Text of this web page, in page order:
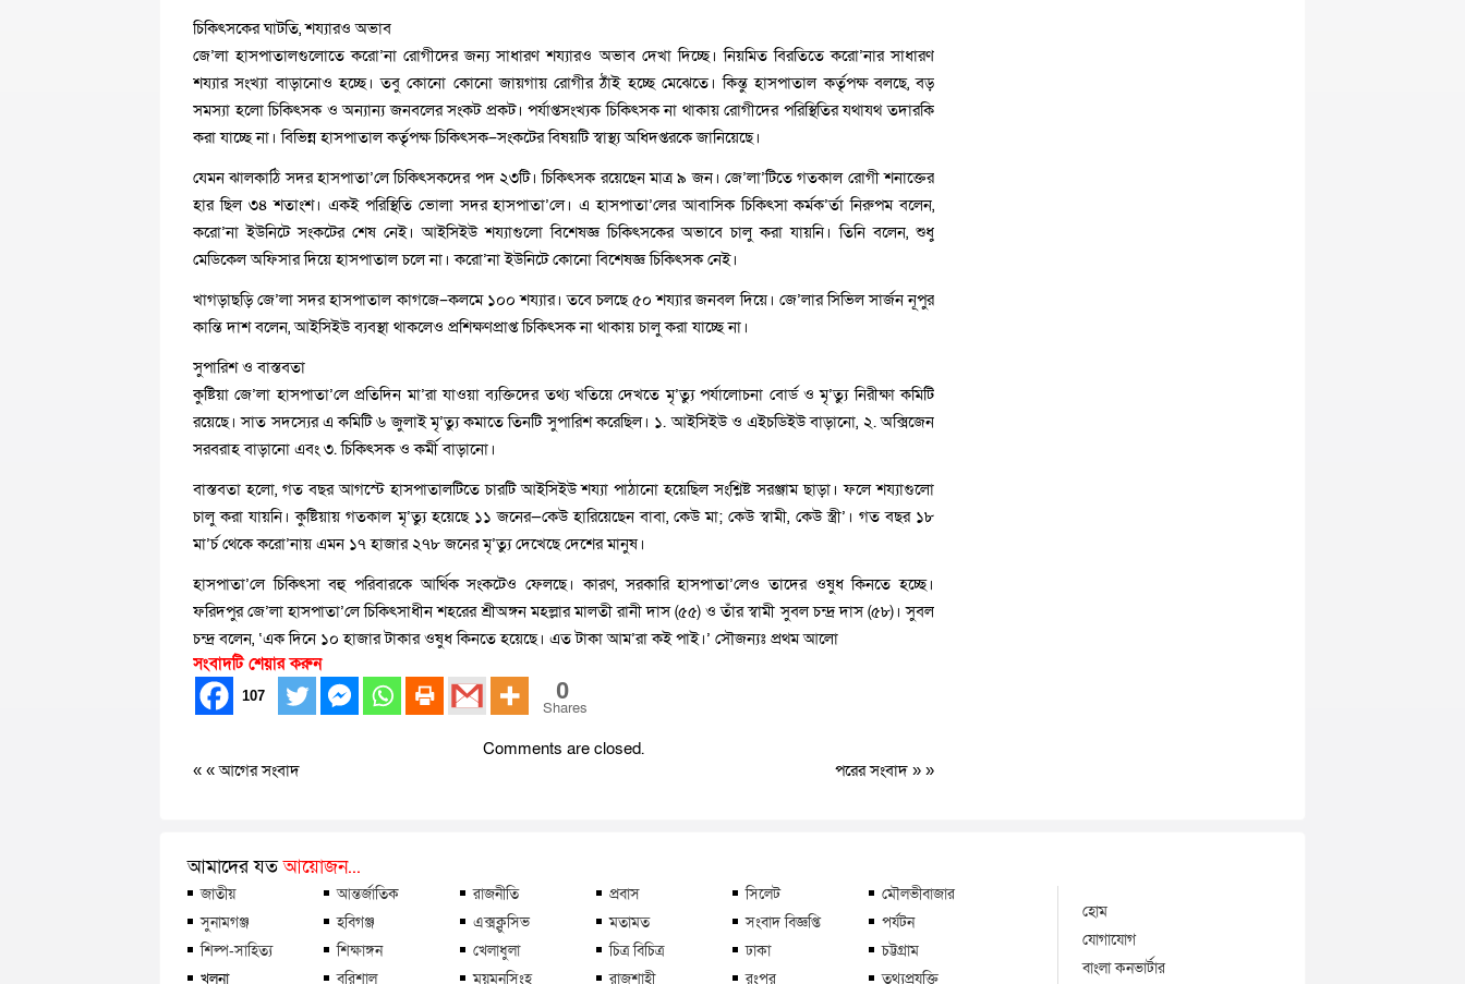
চিকিৎসকের ঘাটতি, শয্যারও অভাব
জে’লা হাসপাতালগুলোতে করো’না রোগীদের জন্য সাধারণ শয্যারও অভাব দেখা দিচ্ছে। নিয়মিত বিরতিতে করো’নার সাধারণ
শয্যার সংখ্যা বাড়ানোও হচ্ছে। তবু কোনো কোনো জায়গায় রোগীর ঠাঁই হচ্ছে মেঝেতে। কিন্তু হাসপাতাল কর্তৃপক্ষ বলছে, বড়
সমস্যা হলো চিকিৎসক ও অন্যান্য জনবলের সংকট প্রকট। পর্যাপ্তসংখ্যক চিকিৎসক না থাকায় রোগীদের পরিস্থিতির যথাযথ তদারকি
করা যাচ্ছে না। বিভিন্ন হাসপাতাল কর্তৃপক্ষ চিকিৎসক–সংকটের বিষয়টি স্বাস্থ্য অধিদপ্তরকে জানিয়েছে।
যেমন ঝালকাঠি সদর হাসপাতা’লে চিকিৎসকদের পদ ২৩টি। চিকিৎসক রয়েছেন মাত্র ৯ জন। জে’লা’টিতে গতকাল রোগী শনাক্তের
হার ছিল ৩৪ শতাংশ। একই পরিস্থিতি ভোলা সদর হাসপাতা’লে। এ হাসপাতা’লের আবাসিক চিকিৎসা কর্মক’র্তা নিরুপম বলেন,
করো’না ইউনিটে সংকটের শেষ নেই। আইসিইউ শয্যাগুলো বিশেষজ্ঞ চিকিৎসকের অভাবে চালু করা যায়নি। তিনি বলেন, শুধু
মেডিকেল অফিসার দিয়ে হাসপাতাল চলে না। করো’না ইউনিটে কোনো বিশেষজ্ঞ চিকিৎসক নেই।
খাগড়াছড়ি জে’লা সদর হাসপাতাল কাগজে–কলমে ১০০ শয্যার। তবে চলছে ৫০ শয্যার জনবল দিয়ে। জে’লার সিভিল সার্জন নূপুর
কান্তি দাশ বলেন, আইসিইউ ব্যবস্থা থাকলেও প্রশিক্ষণপ্রাপ্ত চিকিৎসক না থাকায় চালু করা যাচ্ছে না।
সুপারিশ ও বাস্তবতা
কুষ্টিয়া জে’লা হাসপাতা’লে প্রতিদিন মা’রা যাওয়া ব্যক্তিদের তথ্য খতিয়ে দেখতে মৃ’ত্যু পর্যালোচনা বোর্ড ও মৃ’ত্যু নিরীক্ষা কমিটি
রয়েছে। সাত সদস্যের এ কমিটি ৬ জুলাই মৃ’ত্যু কমাতে তিনটি সুপারিশ করেছিল। ১. আইসিইউ ও এইচডিইউ বাড়ানো, ২. অক্সিজেন
সরবরাহ বাড়ানো এবং ৩. চিকিৎসক ও কর্মী বাড়ানো।
বাস্তবতা হলো, গত বছর আগস্টে হাসপাতালটিতে চারটি আইসিইউ শয্যা পাঠানো হয়েছিল সংশ্লিষ্ট সরঞ্জাম ছাড়া। ফলে শয্যাগুলো
চালু করা যায়নি। কুষ্টিয়ায় গতকাল মৃ’ত্যু হয়েছে ১১ জনের—কেউ হারিয়েছেন বাবা, কেউ মা; কেউ স্বামী, কেউ স্ত্রী’। গত বছর ১৮
মা’র্চ থেকে করো’নায় এমন ১৭ হাজার ২৭৮ জনের মৃ’ত্যু দেখেছে দেশের মানুষ।
হাসপাতা’লে চিকিৎসা বহু পরিবারকে আর্থিক সংকটেও ফেলছে। কারণ, সরকারি হাসপাতা’লেও তাদের ওষুধ কিনতে হচ্ছে।
ফরিদপুর জে’লা হাসপাতা’লে চিকিৎসাধীন শহরের শ্রীঅঙ্গন মহল্লার মালতী রানী দাস (৫৫) ও তাঁর স্বামী সুবল চন্দ্র দাস (৫৮)। সুবল
চন্দ্র বলেন, ‘এক দিনে ১০ হাজার টাকার ওষুধ কিনতে হয়েছে। এত টাকা আম’রা কই পাই।’ সৌজন্যঃ প্রথম আলো
সংবাদটি শেয়ার করুন
107 0
Shares
Comments are closed.
« «আগের সংবাদ পরের সংবাদ » »
আমাদের যতআয়োজন...
জাতীয় আন্তর্জাতিক রাজনীতি প্রবাস সিলেট
মৌলভীবাজার
সুনামগঞ্জ
হবিগঞ্জ এক্সক্লুসিভ মতামত সংবাদ বিজ্ঞপ্তি
পর্যটন
শিল্প-সাহিত্য
শিক্ষাঙ্গন খেলাধুলা চিত্র বিচিত্র ঢাকা
চট্টগ্রাম
খুলনা
বরিশাল ময়মনসিংহ রাজশাহী রংপুর তথ্যপ্রযুক্তি
হোম
যোগাযোগ
বাংলা কনভার্টার